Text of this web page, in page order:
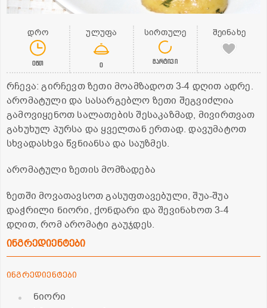
დრო
0წთ
ულუფა
0
სირთულე
მარტივი
შეინახე
რჩევა: გირჩევთ ზეთი მოამზადოთ 3-4 დღით ადრე.
არომატული და სასარგებლო ზეთი შეგვიძლია
გამოვიყენოთ სალათების შესაკაზმად, მივირთვათ
გახუხულ პურსა და ყველთან ერთად. დავუმატოთ
სხვადასხვა წვნიანსა და საუზმეს.
არომატული ზეთის მომზადება
ზეთში მოვათავსოთ გასუფთავებული, შუა-შუა
დაჭრილი ნიორი, ქონდარი და შევინახოთ 3-4
დღით, რომ არომატი გაუჯდეს.
ინგრედიენტები
ინგრედიენტები
ნიორი